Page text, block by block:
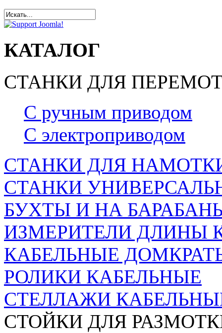
КАТАЛОГ
СТАНКИ ДЛЯ
С ручным приводом
С электроприводом
СТАНКИ ДЛЯ
СТАНКИ
БУХТЫ И НА
ИЗМЕРИТЕЛИ ДЛИНЫ
КАБЕЛЬНЫЕ
РОЛИКИ КАБЕЛЬНЫЕ
СТЕЛЛАЖИ
СТОЙКИ ДЛЯ